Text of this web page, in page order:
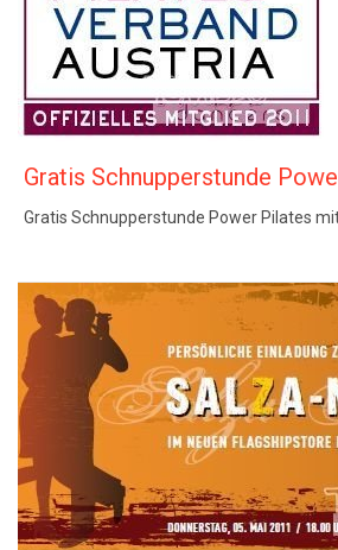
Gratis Schnupperstunde
Gratis Schnupperstunde Power Pilates